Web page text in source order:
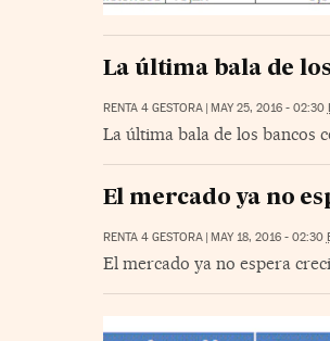
La última bala de
RENTA 4 GESTORA MAY 25, 2016 - 02:30
La última bala de los bancos
El mercado ya no
RENTA 4 GESTORA MAY 18, 2016 - 02:30
El mercado ya no espera